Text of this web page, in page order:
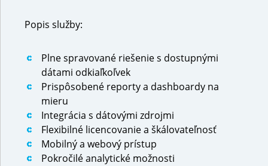
Popis služby:
Plne spravované riešenie s dostupnými
dátami odkiaľkoľvek
Prispôsobené reporty a dashboardy na
mieru
Integrácia s dátovými zdrojmi
Flexibilné licencovanie a škálovateľnosť
Mobilný a webový prístup
Pokročilé analytické možnosti